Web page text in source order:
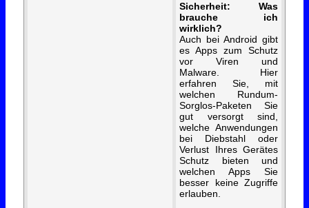
Sicherheit: Was
brauche ich
wirklich?
Auch bei Android gibt
es Apps zum Schutz
vor Viren und
Malware. Hier
erfahren Sie, mit
welchen Rundum-
Sorglos-Paketen Sie
gut versorgt sind,
welche Anwendungen
bei Diebstahl oder
Verlust Ihres Gerätes
Schutz bieten und
welchen Apps Sie
besser keine Zugriffe
erlauben.